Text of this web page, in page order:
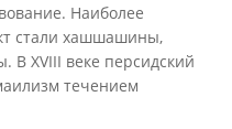
Наиболее
стали хашшашины,
В XVIII веке персидский
течением